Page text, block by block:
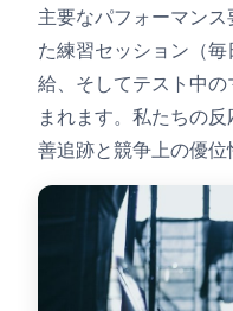
主要なパフォーマン
た練習セッション（
給、そしてテスト中
まれます。私たちの
善追跡と競争上の優位